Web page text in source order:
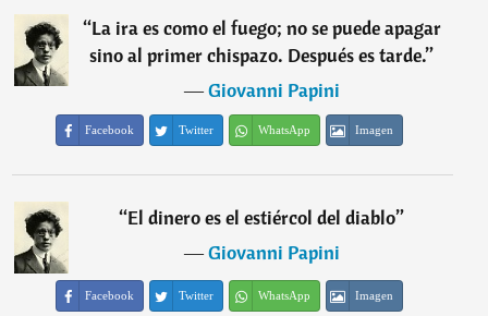
“La ira es como el fuego; no se puede apagar
sino al primer chispazo. Después es tarde.”
―Giovanni Papini
Facebook Twitter WhatsApp Imagen
“El dinero es el estiércol del diablo”
―Giovanni Papini
Facebook Twitter WhatsApp Imagen